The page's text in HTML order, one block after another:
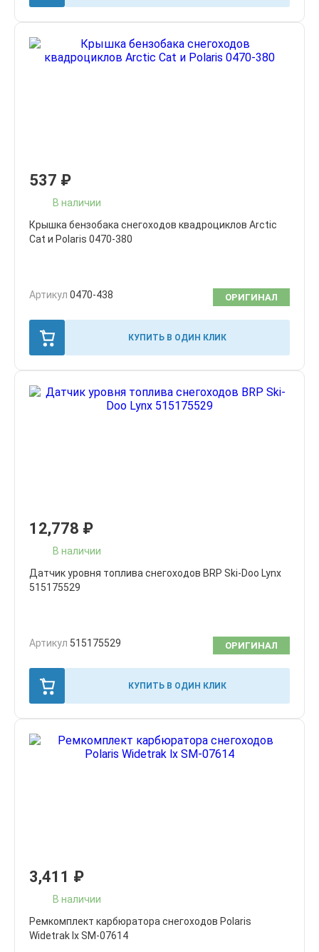
537 ₽
В наличии
Крышка бензобака снегоходов квадроциклов Arctic
Cat и Polaris 0470-380
Артикул 0470-438 ОРИГИНАЛ
КУПИТЬ В ОДИН КЛИК
12,778 ₽
В наличии
Датчик уровня топлива снегоходов BRP Ski-Doo Lynx
515175529
Артикул 515175529 ОРИГИНАЛ
КУПИТЬ В ОДИН КЛИК
3,411 ₽
В наличии
Ремкомплект карбюратора снегоходов Polaris
Widetrak lx SM-07614